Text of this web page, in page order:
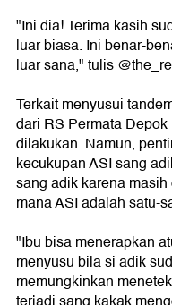
"Ini dia! Terima kasih
luar biasa. Ini benar-
luar sana," tulis
Terkait menyusui
dari RS Permata
dilakukan. Namun,
kecukupan ASI sang
sang adik karena
mana ASI adalah satu-
"Ibu bisa menerapkan
menyusu bila si adik
memungkinkan